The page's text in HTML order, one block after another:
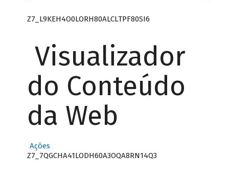
Z7_L9KEH4O0LORH80ALCLTPF80SI6
Visualizador
do Conteúdo
da Web
Ações
Z7_7QGCHA41LODH60A3OQA8RN14Q3